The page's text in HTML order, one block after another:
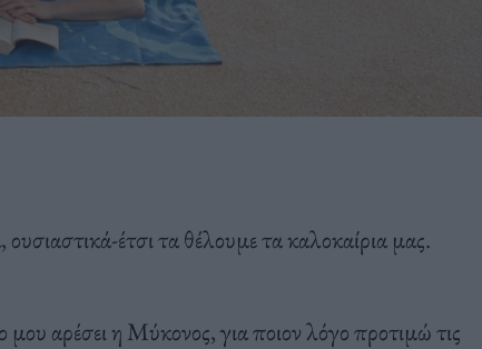
έτσι τα θέλουμε τα καλοκαίρια μας.
αρέσει η Μύκονος, για ποιον λόγο προτιμώ τις